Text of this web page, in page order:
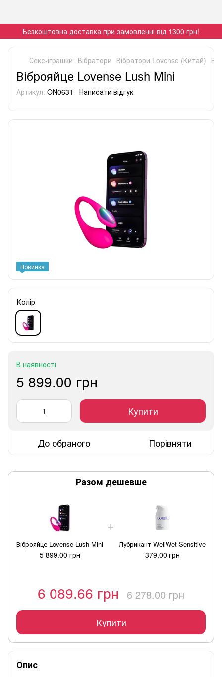
Безкоштовна доставка при замовленні від 1300 грн!
Секс-іграшки Вібратори Вібратори Lovense (Китай)
Віброяйце Lovense Lush Mini
Артикул: ON0631 Написати відгук
Новинка
Колір
В наявності
5 899.00 грн
Купити
До обраного Порівняти
Разом дешевше
Віброяйце Lovense Lush Mini
5 899.00 грн
Лубрикант WellWet Sensitive
379.00 грн
6 089.66 грн 6 278.00 грн
Купити
Опис